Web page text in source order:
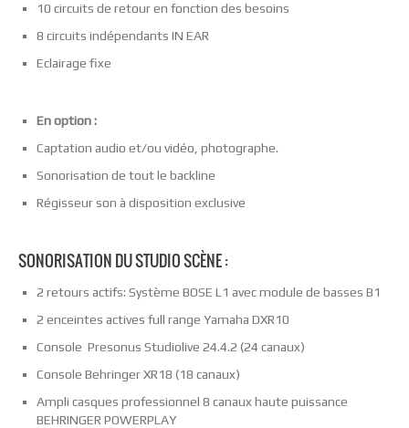
10 circuits de retour en fonction des besoins
8 circuits indépendants IN EAR
Eclairage fixe
En option :
Captation audio et/ou vidéo, photographe.
Sonorisation de tout le backline
Régisseur son à disposition exclusive
SONORISATION DU STUDIO SCÈNE :
2 retours actifs: Système BOSE L1 avec module de basses B1
2 enceintes actives full range Yamaha DXR10
Console Presonus Studiolive 24.4.2 (24 canaux)
Console Behringer XR18 (18 canaux)
Ampli casques professionnel 8 canaux haute puissance
BEHRINGER POWERPLAY